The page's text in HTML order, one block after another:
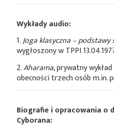
Wykłady audio:
1.Joga klasyczna – podstawy
wygłoszony w TPPI
2.Aharama, prywatny
obecności trzech osób m.in.
Biografie i opracowania o
Cyborana: